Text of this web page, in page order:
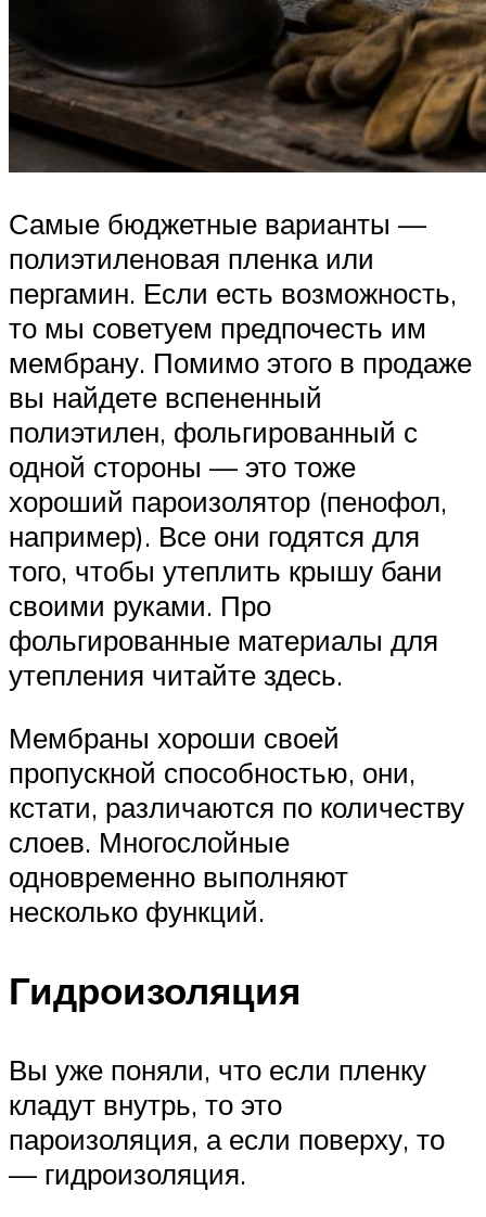
Самые бюджетные варианты —
полиэтиленовая пленка или
пергамин. Если есть возможность,
то мы советуем предпочесть им
мембрану. Помимо этого в продаже
вы найдете вспененный
полиэтилен, фольгированный с
одной стороны — это тоже
хороший пароизолятор (пенофол,
например). Все они годятся для
того, чтобы утеплить крышу бани
своими руками. Про
фольгированные материалы для
утепления читайте здесь.
Мембраны хороши своей
пропускной способностью, они,
кстати, различаются по количеству
слоев. Многослойные
одновременно выполняют
несколько функций.
Гидроизоляция
Вы уже поняли, что если пленку
кладут внутрь, то это
пароизоляция, а если поверху, то
— гидроизоляция.